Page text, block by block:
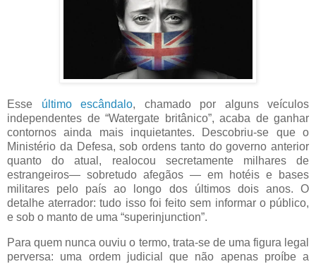
Esse último escândalo, chamado por alguns veículos
independentes de “Watergate britânico”, acaba de ganhar
contornos ainda mais inquietantes. Descobriu-se que o
Ministério da Defesa, sob ordens tanto do governo anterior
quanto do atual, realocou secretamente milhares de
estrangeiros— sobretudo afegãos — em hotéis e bases
militares pelo país ao longo dos últimos dois anos. O
detalhe aterrador: tudo isso foi feito sem informar o público,
e sob o manto de uma “superinjunction”.
Para quem nunca ouviu o termo, trata-se de uma figura legal
perversa: uma ordem judicial que não apenas proíbe a